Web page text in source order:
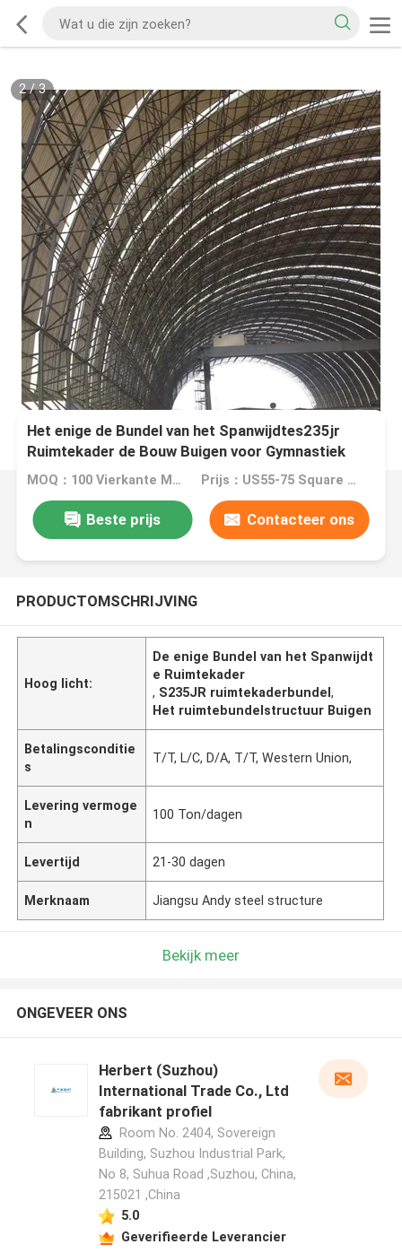
2/3
Het enige de Bundel van het Spanwijdtes235jr
Ruimtekader de Bouw Buigen voor Gymnastiek
MOQ：100 Vierkante Meters Prijs：US55-75 Square Meters
Beste prijs Contacteer ons
PRODUCTOMSCHRIJVING
Hoog licht:
De enige Bundel van het Spanwijdt
e Ruimtekader
, S235JR ruimtekaderbundel,
Het ruimtebundelstructuur Buigen
Betalingsconditie
s
T/T, L/C, D/A, T/T, Western Union,
Levering vermoge
n
100 Ton/dagen
Levertijd 21-30 dagen
Merknaam Jiangsu Andy steel structure
Bekijk meer
ONGEVEER ONS
Herbert (Suzhou)
International Trade Co., Ltd
fabrikant profiel
Room No. 2404, Sovereign
Building, Suzhou Industrial Park,
No 8, Suhua Road ,Suzhou, China,
215021 ,China
5.0
Geverifieerde Leverancier